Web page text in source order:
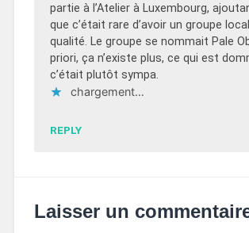
partie à l’Atelier à Luxembourg,
que c’était rare d’avoir un groupe
qualité. Le groupe se nommait Pale
priori, ça n’existe plus, ce qui est
c’était plutôt sympa.
chargement…
REPLY
Laisser un